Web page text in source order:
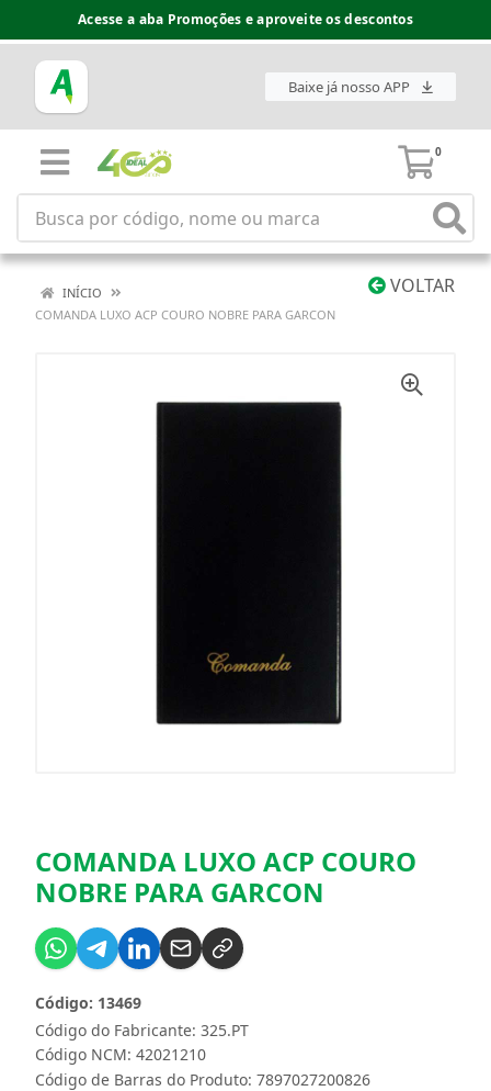
Acesse a aba Promoções e aproveite os descontos
Baixe já nosso APP
0
VOLTAR
INÍCIO
COMANDA LUXO ACP COURO NOBRE PARA GARCON
COMANDA LUXO ACP COURO
NOBRE PARA GARCON
Código do Fabricante: 325.PT
Código: 13469
Código NCM: 42021210
Código de Barras do Produto: 7897027200826